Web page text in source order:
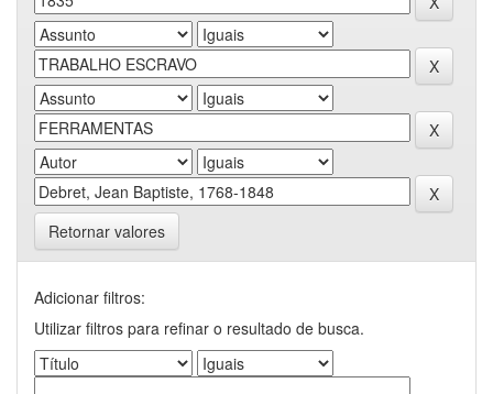
Retornar valores
Adicionar filtros:
Utilizar filtros para refinar o resultado de busca.